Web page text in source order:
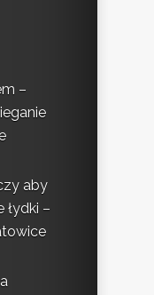
–
aby
łydki –